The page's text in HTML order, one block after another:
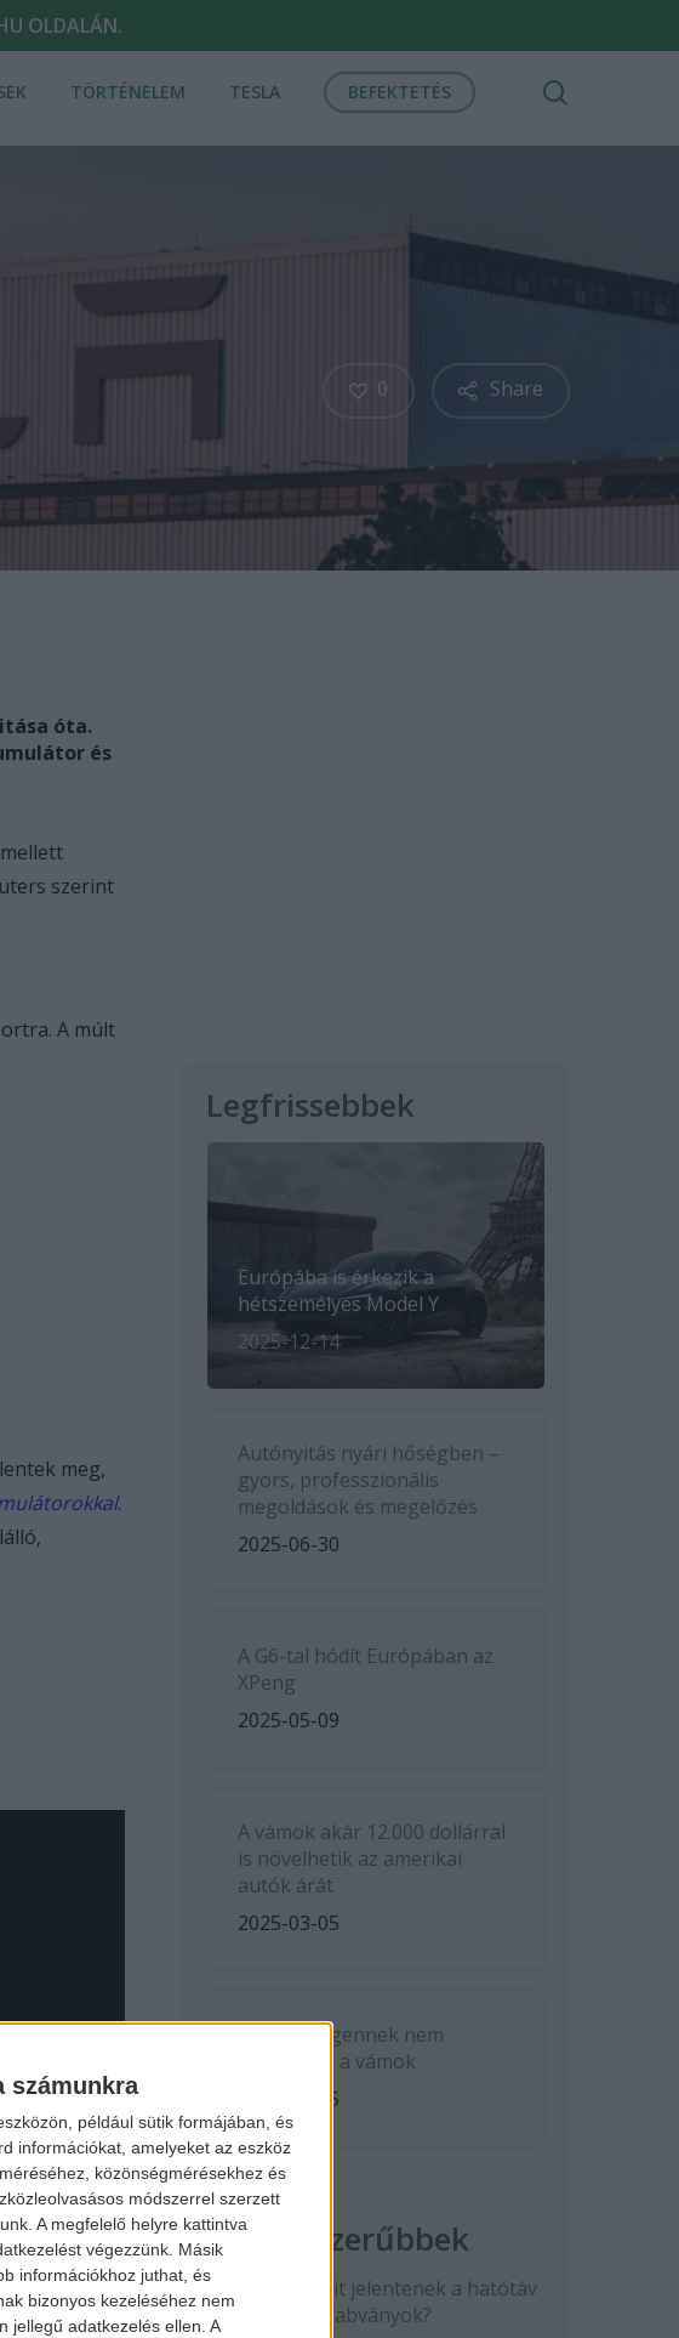
számunkra
például sütik formájában, és
információkat, amelyeket az eszköz
közönségmérésekhez és
módszerrel szerzett
A megfelelő helyre kattintva
végezzünk. Másik
információkhoz juthat, és
bizonyos kezeléséhez nem
jellegű adatkezelés ellen. A
OLDALÁN.
TÖRTÉNELEM TESLA BEFEKTETÉS
Share
0
óta.
és
szerint
A múlt
meg,
.
Legfrissebbek
Európába is érkezik a
hétszemélyes Model Y
2025-12-14
Autónyitás nyári hőségben –
gyors, professzionális
megoldások és megelőzés
2025-06-30
A G6-tal hódít Európában az
XPeng
2025-05-09
A vámok akár 12.000 dollárral
is növelhetik az amerikai
autók árát
2025-03-05
A Volkswagennek nem
kedveznek a vámok
2025-03-05
Legnépszerűbbek
Mit jelentenek a hatótáv
szabványok?